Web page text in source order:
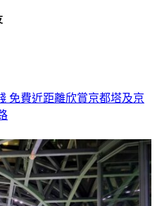
免費近距離欣賞京都塔及京